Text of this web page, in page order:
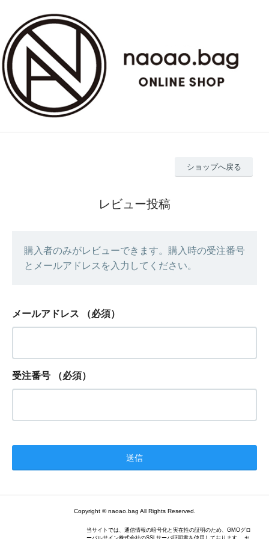
ショップへ戻る
レビュー投稿
購入者のみがレビューできます。購入時の受注番号
とメールアドレスを入力してください。
メールアドレス （必須）
受注番号 （必須）
Copyright © naoao.bag All Rights Reserved.
当サイトでは、通信情報の暗号化と実在性の証明のため、GMOグロ
ーバルサイン株式会社のSSLサーバ証明書を使用しております。 セ